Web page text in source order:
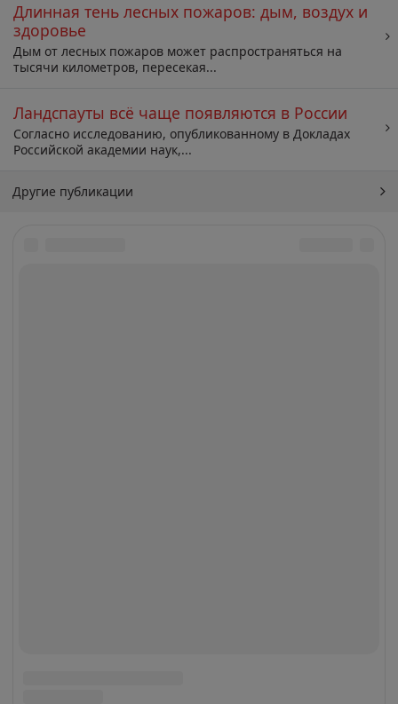
Длинная тень лесных пожаров: дым, воздух и
здоровье
Дым от лесных пожаров может распространяться на
тысячи километров, пересекая...
Ландспауты всё чаще появляются в России
Согласно исследованию, опубликованному в Докладах
Российской академии наук,...
Другие публикации